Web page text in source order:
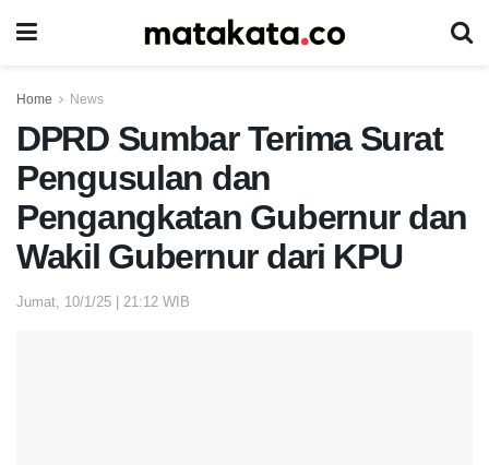
Home News
DPRD Sumbar Terima Surat
Pengusulan dan
Pengangkatan Gubernur dan
Wakil Gubernur dari KPU
Jumat, 10/1/25 | 21:12 WIB